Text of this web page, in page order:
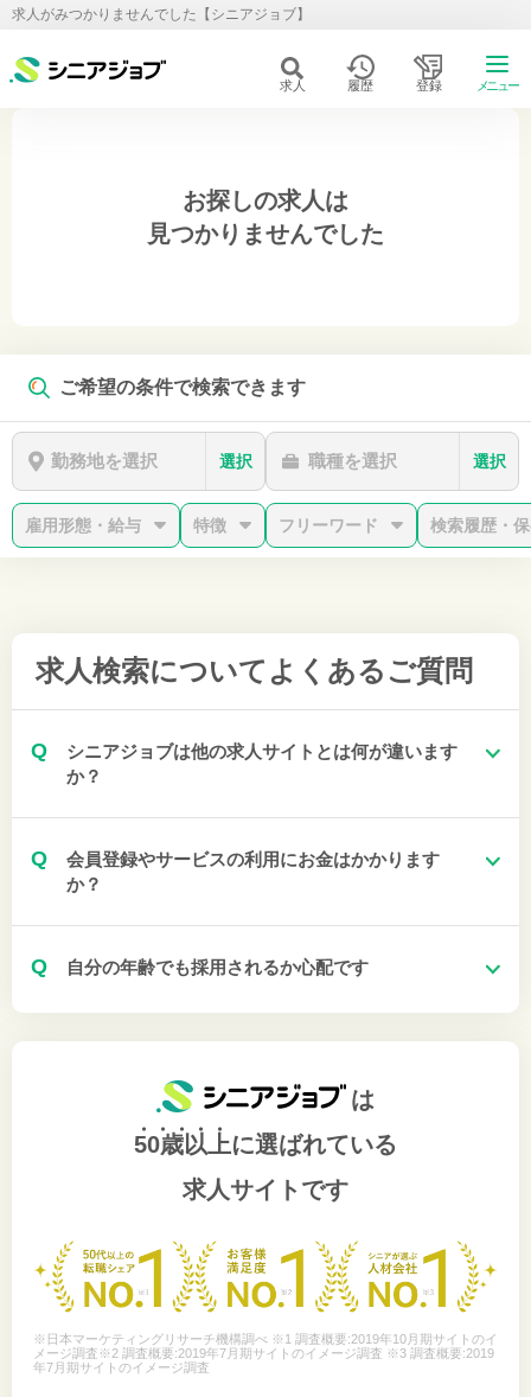
求人がみつかりませんでした【シニアジョブ】
求人 履歴 登録 メニュー
お探しの求人は
見つかりませんでした
ご希望の条件で検索できます
勤務地を選択 選択 職種を選択 選択
雇用形態・給与 特徴 フリーワード 検索履歴・
求人検索について よくあるご質問
Q
シニアジョブは他の求人サイトとは何が違います
か？
Q
会員登録やサービスの利用にお金はかかります
か？
Q 自分の年齢でも採用されるか心配です
は
50歳以上に選ばれている
求人サイトです
※日本マーケティングリサーチ機構調べ ※1 調査概要:2019年10月期サイトのイ
メージ調査※2 調査概要:2019年7月期サイトのイメージ調査 ※3 調査概要:2019
年7月期サイトのイメージ調査